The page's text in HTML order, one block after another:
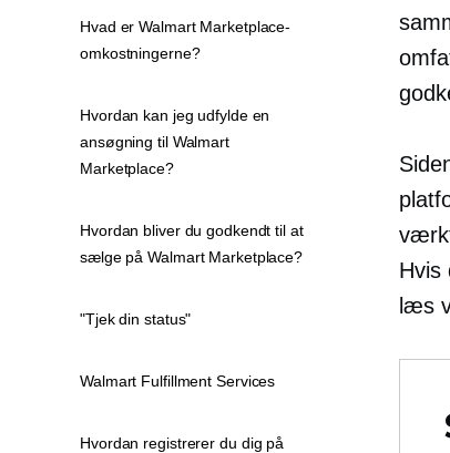
Hvis
læs
Hvad er Walmart Marketplace-
omkostningerne?
Hvordan kan jeg udfylde en
ansøgning til Walmart
Marketplace?
Hvordan bliver du godkendt til at
sælge på Walmart Marketplace?
"Tjek din status"
Walmart Fulfillment Services
Hvordan registrerer du dig på